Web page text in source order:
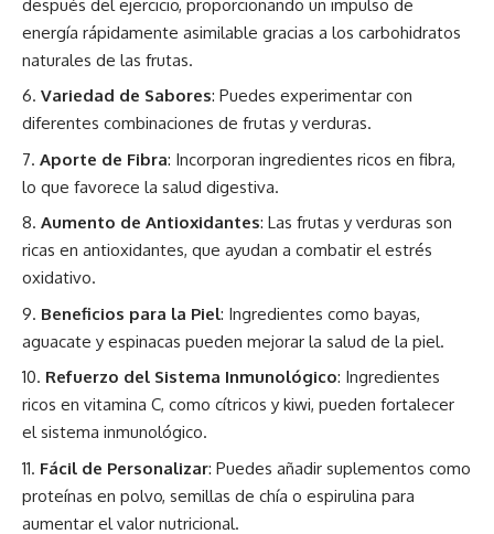
después del ejercicio, proporcionando un impulso de
energía rápidamente asimilable gracias a los carbohidratos
naturales de las frutas.
Variedad de Sabores: Puedes experimentar con
diferentes combinaciones de frutas y verduras.
Aporte de Fibra: Incorporan ingredientes ricos en fibra,
lo que favorece la salud digestiva.
Aumento de Antioxidantes: Las frutas y verduras son
ricas en antioxidantes, que ayudan a combatir el estrés
oxidativo.
Beneficios para la Piel: Ingredientes como bayas,
aguacate y espinacas pueden mejorar la salud de la piel.
Refuerzo del Sistema Inmunológico: Ingredientes
ricos en vitamina C, como cítricos y kiwi, pueden fortalecer
el sistema inmunológico.
Fácil de Personalizar: Puedes añadir suplementos como
proteínas en polvo, semillas de chía o espirulina para
aumentar el valor nutricional.